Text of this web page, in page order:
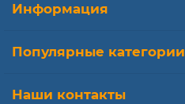
Информация
Популярные категории
Наши контакты